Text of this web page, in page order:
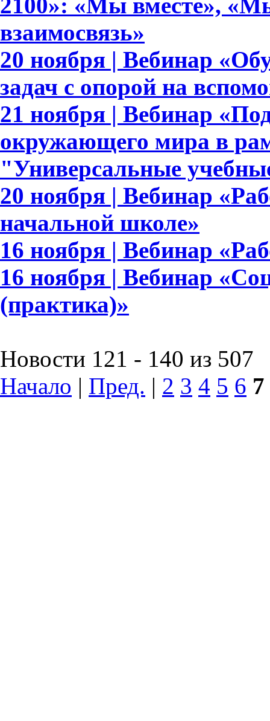
взаимосвязь»
20 ноября | Вебинар
задач с опорой на
21 ноября | Вебинар
окружающего мира в
"Универсальные
20 ноября | Вебинар
начальной школе»
16 ноября | Вебинар
16 ноября | Вебинар
(практика)»
Новости 121 - 140 из 507
Начало | Пред. | 2 3 4 5 6 7